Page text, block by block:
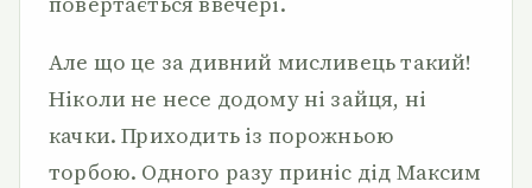
Але що це за дивний мисливець такий!
Ніколи не несе додому ні зайця, ні
качки. Приходить із порожньою
торбою. Одного разу приніс дід Максим